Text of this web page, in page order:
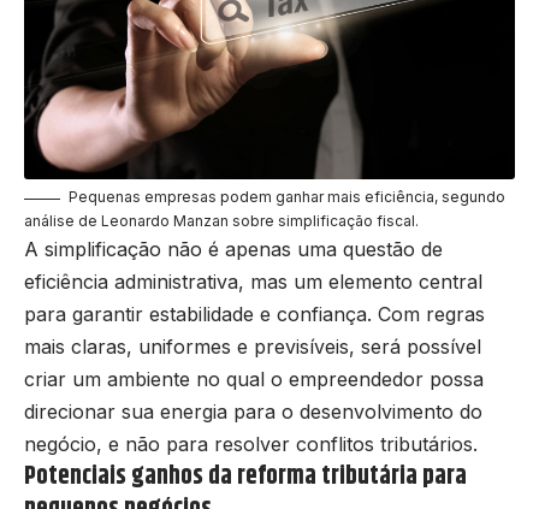
Pequenas empresas podem ganhar mais eficiência, segundo
análise de Leonardo Manzan sobre simplificação fiscal.
A simplificação não é apenas uma questão de
eficiência administrativa, mas um elemento central
para garantir estabilidade e confiança. Com regras
mais claras, uniformes e previsíveis, será possível
criar um ambiente no qual o empreendedor possa
direcionar sua energia para o desenvolvimento do
negócio, e não para resolver conflitos tributários.
Potenciais ganhos da reforma tributária para